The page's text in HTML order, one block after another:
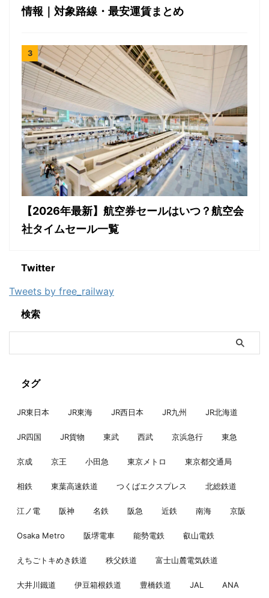
情報｜対象路線・最安運賃まとめ
【2026年最新】航空券セールはいつ？航空会
社タイムセール一覧
Twitter
Tweets by free_railway
検索
タグ
JR東日本 JR東海 JR西日本 JR九州 JR北海道
JR四国 JR貨物 東武 西武 京浜急行 東急
京成 京王 小田急 東京メトロ 東京都交通局
相鉄 東葉高速鉄道 つくばエクスプレス 北総鉄道
江ノ電 阪神 名鉄 阪急 近鉄 南海 京阪
Osaka Metro 阪堺電車 能勢電鉄 叡山電鉄
えちごトキめき鉄道 秩父鉄道 富士山麓電気鉄道
大井川鐵道 伊豆箱根鉄道 豊橋鉄道 JAL ANA